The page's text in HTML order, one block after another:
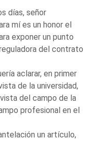
días, señor
mí es un honor el
exponer un punto
del contrato
aclarar, en primer
de la universidad,
del campo de la
profesional en el
un artículo,